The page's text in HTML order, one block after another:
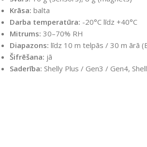
Krāsa: balta
Darba temperatūra: -20°C līdz +40°C
Mitrums: 30–70% RH
Diapazons: līdz 10 m telpās / 30 m ārā
Šifrēšana: jā
Saderība: Shelly Plus / Gen3 / Gen4,